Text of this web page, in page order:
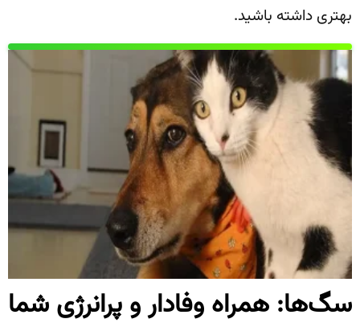
بهتری داشته باشید.
سگ‌ها: همراه وفادار و پرانرژی شما